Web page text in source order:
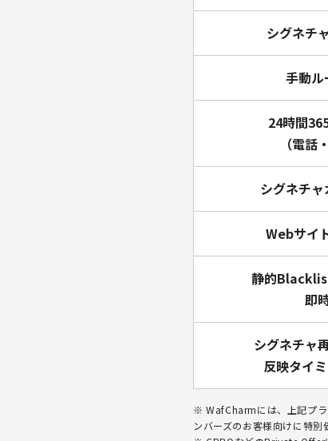
シグネチ
手動ル
24時間
（電話
シグネチ
Webサイ
静的
即
シグネチャ
反映タイ
※ WafCharmには、上記プラ
ンバーズのお客様向けに特別